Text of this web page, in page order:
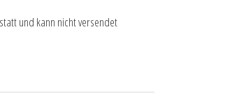
und kann nicht versendet